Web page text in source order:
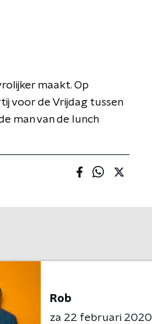
maakt. Op
voor de Vrijdag tussen
man van de lunch
Rob
za 22 februari 2020